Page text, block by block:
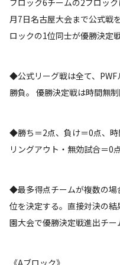
ブロック6チームの2ブロッ
月7日名古屋大会まで公式戦
ロックの1位同士が優勝決定戦
◆公式リーグ戦は全て、
勝負。 優勝決定戦は時間無制
◆勝ち＝2点、負け＝0点、
リングアウト・無効試合＝0
◆最多得点チームが複数の場
位を決定する。直接対決の
園大会で優勝決定戦進出チ
《Aブロック》